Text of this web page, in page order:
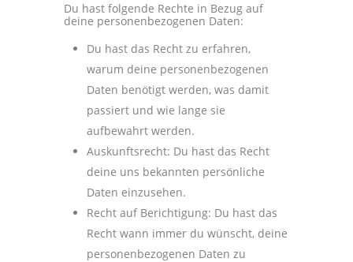
Du hast folgende Rechte in Bezug auf
deine personenbezogenen Daten:
Du hast das Recht zu erfahren,
warum deine personenbezogenen
Daten benötigt werden, was damit
passiert und wie lange sie
aufbewahrt werden.
Auskunftsrecht: Du hast das Recht
deine uns bekannten persönliche
Daten einzusehen.
Recht auf Berichtigung: Du hast das
Recht wann immer du wünscht, deine
personenbezogenen Daten zu